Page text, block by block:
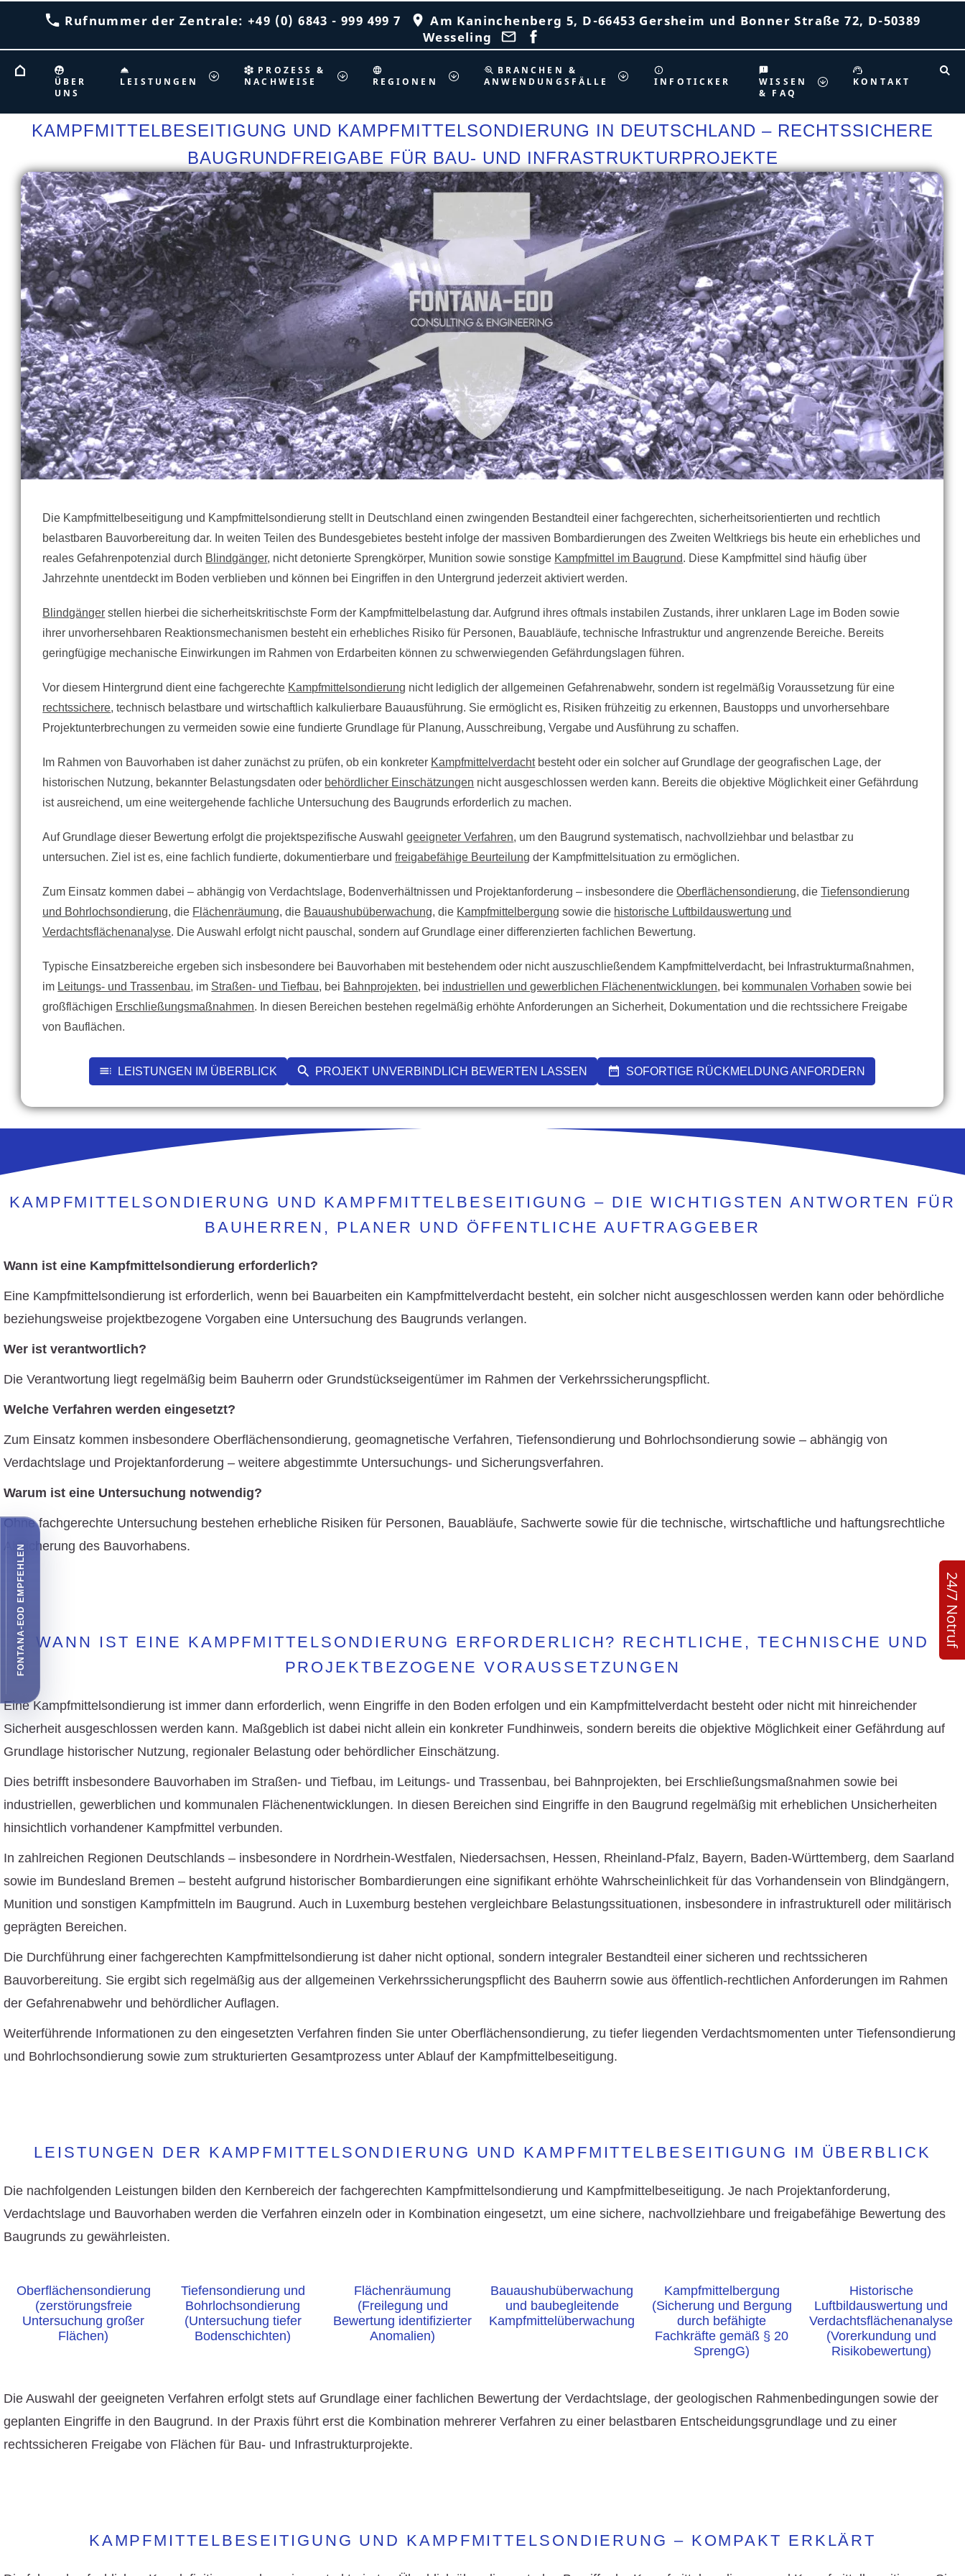
FONTANA-EOD EMPFEHLEN
Rufnummer der Zentrale: +49 (0) 6843 - 999 499 7
Am Kaninchenberg 5, D-66453 Gersheim und Bonner Straße 72, D-50389
Wesseling
ÜBER
UNS
LEISTUNGEN
PROZESS &
NACHWEISE
REGIONEN
BRANCHEN &
ANWENDUNGSFÄLLE
INFOTICKER
WISSEN
& FAQ
KONTAKT
KAMPFMITTELBESEITIGUNG UND KAMPFMITTELSONDIERUNG IN DEUTSCHLAND – RECHTSSICHERE
BAUGRUNDFREIGABE FÜR BAU- UND INFRASTRUKTURPROJEKTE
Die Kampfmittelbeseitigung und Kampfmittelsondierung stellt in Deutschland einen zwingenden Bestandteil einer fachgerechten, sicherheitsorientierten und rechtlich
belastbaren Bauvorbereitung dar. In weiten Teilen des Bundesgebietes besteht infolge der massiven Bombardierungen des Zweiten Weltkriegs bis heute ein erhebliches und
reales Gefahrenpotenzial durch Blindgänger, nicht detonierte Sprengkörper, Munition sowie sonstige Kampfmittel im Baugrund. Diese Kampfmittel sind häufig über
Jahrzehnte unentdeckt im Boden verblieben und können bei Eingriffen in den Untergrund jederzeit aktiviert werden.
Blindgänger stellen hierbei die sicherheitskritischste Form der Kampfmittelbelastung dar. Aufgrund ihres oftmals instabilen Zustands, ihrer unklaren Lage im Boden sowie
ihrer unvorhersehbaren Reaktionsmechanismen besteht ein erhebliches Risiko für Personen, Bauabläufe, technische Infrastruktur und angrenzende Bereiche. Bereits
geringfügige mechanische Einwirkungen im Rahmen von Erdarbeiten können zu schwerwiegenden Gefährdungslagen führen.
Vor diesem Hintergrund dient eine fachgerechte Kampfmittelsondierung nicht lediglich der allgemeinen Gefahrenabwehr, sondern ist regelmäßig Voraussetzung für eine
rechtssichere, technisch belastbare und wirtschaftlich kalkulierbare Bauausführung. Sie ermöglicht es, Risiken frühzeitig zu erkennen, Baustopps und unvorhersehbare
Projektunterbrechungen zu vermeiden sowie eine fundierte Grundlage für Planung, Ausschreibung, Vergabe und Ausführung zu schaffen.
Im Rahmen von Bauvorhaben ist daher zunächst zu prüfen, ob ein konkreter Kampfmittelverdachtbesteht oder ein solcher auf Grundlage der geografischen Lage, der
historischen Nutzung, bekannter Belastungsdaten oder behördlicher Einschätzungen nicht ausgeschlossen werden kann. Bereits die objektive Möglichkeit einer Gefährdung
ist ausreichend, um eine weitergehende fachliche Untersuchung des Baugrunds erforderlich zu machen.
Auf Grundlage dieser Bewertung erfolgt die projektspezifische Auswahlgeeigneter Verfahren, um den Baugrund systematisch, nachvollziehbar und belastbar zu
untersuchen. Ziel ist es, eine fachlich fundierte, dokumentierbare undfreigabefähige Beurteilung der Kampfmittelsituation zu ermöglichen.
Zum Einsatz kommen dabei – abhängig von Verdachtslage, Bodenverhältnissen und Projektanforderung – insbesondere dieOberflächensondierung, dieTiefensondierung
und Bohrlochsondierung, die Flächenräumung, die Bauaushubüberwachung, die Kampfmittelbergung sowie die historische Luftbildauswertung und
Verdachtsflächenanalyse. Die Auswahl erfolgt nicht pauschal, sondern auf Grundlage einer differenzierten fachlichen Bewertung.
Typische Einsatzbereiche ergeben sich insbesondere bei Bauvorhaben mit bestehendem oder nicht auszuschließendem Kampfmittelverdacht, bei Infrastrukturmaßnahmen,
im Leitungs- und Trassenbau, im Straßen- und Tiefbau, bei Bahnprojekten, bei industriellen und gewerblichen Flächenentwicklungen, bei kommunalen Vorhaben sowie bei
großflächigen Erschließungsmaßnahmen. In diesen Bereichen bestehen regelmäßig erhöhte Anforderungen an Sicherheit, Dokumentation und die rechtssichere Freigabe
von Bauflächen.
LEISTUNGEN IM ÜBERBLICK PROJEKT UNVERBINDLICH BEWERTEN LASSEN SOFORTIGE RÜCKMELDUNG ANFORDERN
KAMPFMITTELSONDIERUNG UND KAMPFMITTELBESEITIGUNG – DIE WICHTIGSTEN ANTWORTEN FÜR
BAUHERREN, PLANER UND ÖFFENTLICHE AUFTRAGGEBER
Wann ist eine Kampfmittelsondierung erforderlich?
Eine Kampfmittelsondierung ist erforderlich, wenn bei Bauarbeiten ein Kampfmittelverdacht besteht, ein solcher nicht ausgeschlossen werden kann oder behördliche
beziehungsweise projektbezogene Vorgaben eine Untersuchung des Baugrunds verlangen.
Wer ist verantwortlich?
Die Verantwortung liegt regelmäßig beim Bauherrn oder Grundstückseigentümer im Rahmen der Verkehrssicherungspflicht.
Welche Verfahren werden eingesetzt?
Zum Einsatz kommen insbesondere Oberflächensondierung, geomagnetische Verfahren, Tiefensondierung und Bohrlochsondierung sowie – abhängig von
Verdachtslage und Projektanforderung – weitere abgestimmte Untersuchungs- und Sicherungsverfahren.
Warum ist eine Untersuchung notwendig?
Ohne fachgerechte Untersuchung bestehen erhebliche Risiken für Personen, Bauabläufe, Sachwerte sowie für die technische, wirtschaftliche und haftungsrechtliche
Absicherung des Bauvorhabens.
WANN IST EINE KAMPFMITTELSONDIERUNG ERFORDERLICH? RECHTLICHE, TECHNISCHE UND
PROJEKTBEZOGENE VORAUSSETZUNGEN
EineKampfmittelsondierung ist immer dann erforderlich, wenn Eingriffe in den Boden erfolgen und ein Kampfmittelverdacht besteht oder nicht mit hinreichender
Sicherheit ausgeschlossen werden kann. Maßgeblich ist dabei nicht allein ein konkreter Fundhinweis, sondern bereits die objektive Möglichkeit einer Gefährdung auf
Grundlage historischer Nutzung, regionaler Belastung oder behördlicher Einschätzung.
Dies betrifft insbesondere Bauvorhaben im Straßen- und Tiefbau, im Leitungs- und Trassenbau, bei Bahnprojekten, bei Erschließungsmaßnahmen sowie bei
industriellen, gewerblichen und kommunalen Flächenentwicklungen. In diesen Bereichen sind Eingriffe in den Baugrund regelmäßig mit erheblichen Unsicherheiten
hinsichtlich vorhandener Kampfmittel verbunden.
In zahlreichen Regionen Deutschlands – insbesondere in Nordrhein-Westfalen, Niedersachsen, Hessen, Rheinland-Pfalz, Bayern, Baden-Württemberg, dem Saarland
sowie im Bundesland Bremen – besteht aufgrund historischer Bombardierungen eine signifikant erhöhte Wahrscheinlichkeit für das Vorhandensein von Blindgängern,
Munition und sonstigen Kampfmitteln im Baugrund. Auch in Luxemburg bestehen vergleichbare Belastungssituationen, insbesondere in infrastrukturell oder militärisch
geprägten Bereichen.
Die Durchführung einer fachgerechten Kampfmittelsondierung ist daher nicht optional, sondern integraler Bestandteil einer sicheren und rechtssicheren
Bauvorbereitung. Sie ergibt sich regelmäßig aus der allgemeinen Verkehrssicherungspflicht des Bauherrn sowie aus öffentlich-rechtlichen Anforderungen im Rahmen
der Gefahrenabwehr und behördlicher Auflagen.
Weiterführende Informationen zu den eingesetzten Verfahren finden Sie unter Oberflächensondierung, zu tiefer liegenden Verdachtsmomenten unter Tiefensondierung
und Bohrlochsondierung sowie zum strukturierten Gesamtprozess unter Ablauf der Kampfmittelbeseitigung.
LEISTUNGEN DER KAMPFMITTELSONDIERUNG UND KAMPFMITTELBESEITIGUNG IM ÜBERBLICK
Die nachfolgenden Leistungen bilden den Kernbereich der fachgerechten Kampfmittelsondierung und Kampfmittelbeseitigung. Je nach Projektanforderung,
Verdachtslage und Bauvorhaben werden die Verfahren einzeln oder in Kombination eingesetzt, um eine sichere, nachvollziehbare und freigabefähige Bewertung des
Baugrunds zu gewährleisten.
Oberflächensondierung
(zerstörungsfreie
Untersuchung großer
Flächen)
Tiefensondierung und
Bohrlochsondierung
(Untersuchung tiefer
Bodenschichten)
Flächenräumung
(Freilegung und
Bewertung identifizierter
Anomalien)
Bauaushubüberwachung
und baubegleitende
Kampfmittelüberwachung
Kampfmittelbergung
(Sicherung und Bergung
durch befähigte
Fachkräfte gemäß § 20
SprengG)
Historische
Luftbildauswertung und
Verdachtsflächenanalyse
(Vorerkundung und
Risikobewertung)
Die Auswahl der geeigneten Verfahren erfolgt stets auf Grundlage einer fachlichen Bewertung der Verdachtslage, der geologischen Rahmenbedingungen sowie der
geplanten Eingriffe in den Baugrund. In der Praxis führt erst die Kombination mehrerer Verfahren zu einer belastbaren Entscheidungsgrundlage und zu einer
rechtssicheren Freigabe von Flächen für Bau- und Infrastrukturprojekte.
KAMPFMITTELBESEITIGUNG UND KAMPFMITTELSONDIERUNG – KOMPAKT ERKLÄRT
24/7 Notruf